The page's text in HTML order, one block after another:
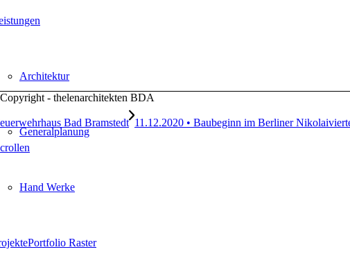
Architektur
Generalplanung
Hand Werke
Portfolio Raster
- thelenarchitekten BDA
Bad Bramstedt 11.12.2020 • Baubeginn im Berliner